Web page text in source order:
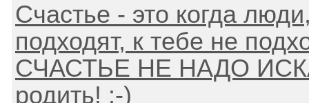
Счастье - это когда
подходят, к тебе не
СЧАСТЬЕ НЕ НАДО
родить! :-)